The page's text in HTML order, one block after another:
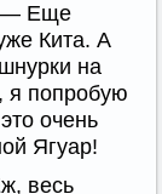
— Еще
Кита. А
на
я попробую
очень
Ягуар!
весь